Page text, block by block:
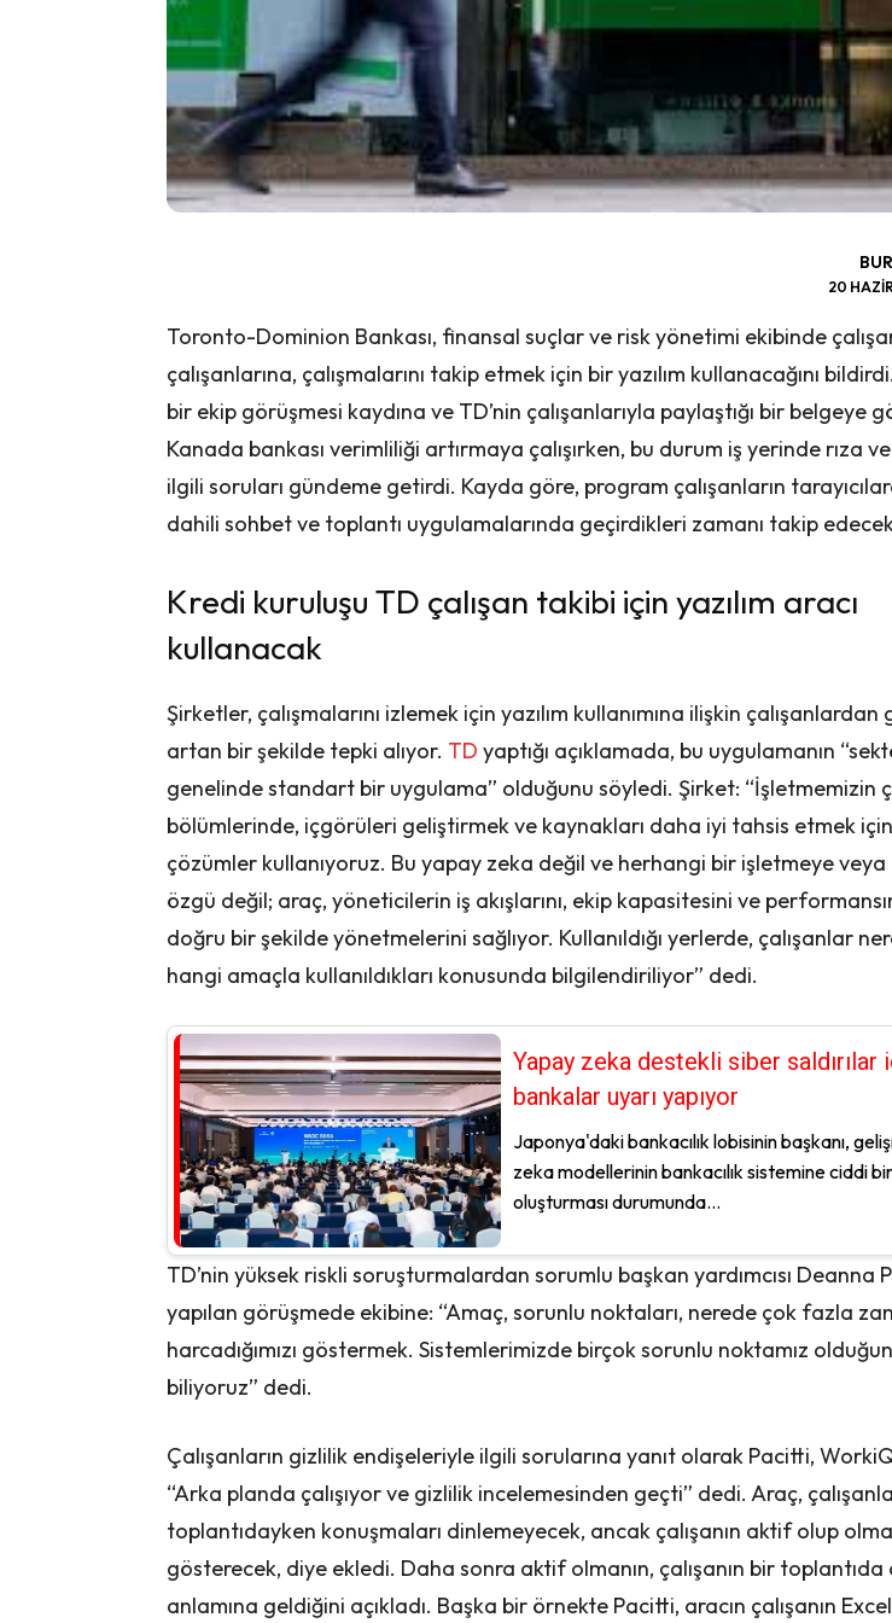
20
Toronto-Dominion Bankası, finansal suçlar ve risk yönetimi ekibinde
çalışanlarına, çalışmalarını takip etmek için bir yazılım kullanacağını
bir ekip görüşmesi kaydına ve TD’nin çalışanlarıyla paylaştığı bir belgeye
Kanada bankası verimliliği artırmaya çalışırken, bu durum iş yerinde rıza
ilgili soruları gündeme getirdi. Kayda göre, program çalışanların
dahili sohbet ve toplantı uygulamalarında geçirdikleri zamanı takip
Kredi kuruluşu TD çalışan takibi için yazılım aracı
kullanacak
Şirketler, çalışmalarını izlemek için yazılım kullanımına ilişkin çalışanlardan
artan bir şekilde tepki alıyor. TD yaptığı açıklamada, bu uygulamanın
genelinde standart bir uygulama” olduğunu söyledi. Şirket: “İşletmemizin
bölümlerinde, içgörüleri geliştirmek ve kaynakları daha iyi tahsis etmek
çözümler kullanıyoruz. Bu yapay zeka değil ve herhangi bir işletmeye
özgü değil; araç, yöneticilerin iş akışlarını, ekip kapasitesini ve
doğru bir şekilde yönetmelerini sağlıyor. Kullanıldığı yerlerde, çalışanlar
hangi amaçla kullanıldıkları konusunda bilgilendiriliyor” dedi.
Yapay zeka destekli siber saldırılar
bankalar uyarı yapıyor
Japonya'daki bankacılık lobisinin başkanı,
zeka modellerinin bankacılık sistemine ciddi
oluşturması durumunda...
TD’nin yüksek riskli soruşturmalardan sorumlu başkan yardımcısı Deanna
yapılan görüşmede ekibine: “Amaç, sorunlu noktaları, nerede çok fazla
harcadığımızı göstermek. Sistemlerimizde birçok sorunlu noktamız
biliyoruz” dedi.
Çalışanların gizlilik endişeleriyle ilgili sorularına yanıt olarak Pacitti,
“Arka planda çalışıyor ve gizlilik incelemesinden geçti” dedi. Araç,
toplantıdayken konuşmaları dinlemeyecek, ancak çalışanın aktif olup
gösterecek, diye ekledi. Daha sonra aktif olmanın, çalışanın bir toplantıda
anlamına geldiğini açıkladı. Başka bir örnekte Pacitti, aracın çalışanın